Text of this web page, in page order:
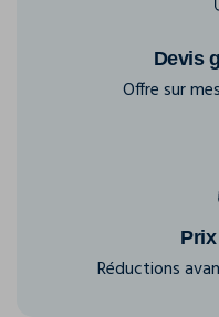
Devis
Offre sur
Réductions